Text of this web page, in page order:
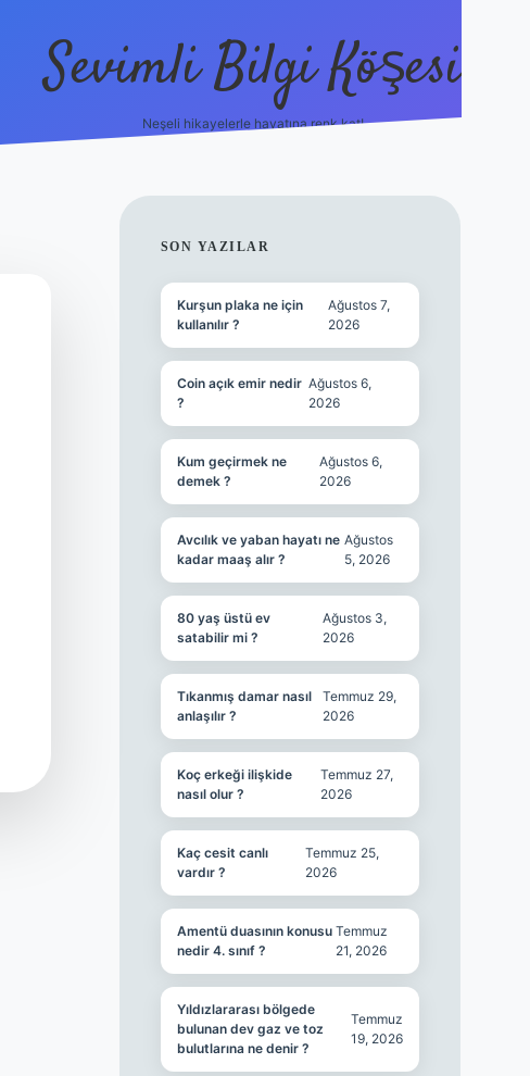
Sevimli Bilgi Köşesi
Neşeli hikayelerle hayatına renk kat!
SIDEBAR
SON YAZILAR
Kurşun plaka ne için
kullanılır ?
Ağustos 7,
2026
Coin açık emir nedir
?
Ağustos 6,
2026
Kum geçirmek ne
demek ?
Ağustos 6,
2026
Avcılık ve yaban hayatı ne
kadar maaş alır ?
Ağustos
5, 2026
80 yaş üstü ev
satabilir mi ?
Ağustos 3,
2026
Tıkanmış damar nasıl
anlaşılır ?
Temmuz 29,
2026
Koç erkeği ilişkide
nasıl olur ?
Temmuz 27,
2026
Kaç cesit canlı
vardır ?
Temmuz 25,
2026
Amentü duasının konusu
nedir 4. sınıf ?
Temmuz
21, 2026
Yıldızlararası bölgede
bulunan dev gaz ve toz
bulutlarına ne denir ?
Temmuz
19, 2026
hiltonbet güncel giriş